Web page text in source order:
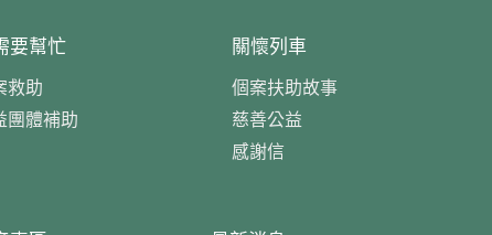
要幫忙
救助
團體補助
關懷列車
個案扶助故事
慈善公益
感謝信